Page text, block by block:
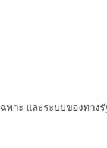
าะ และระบบของทางรั